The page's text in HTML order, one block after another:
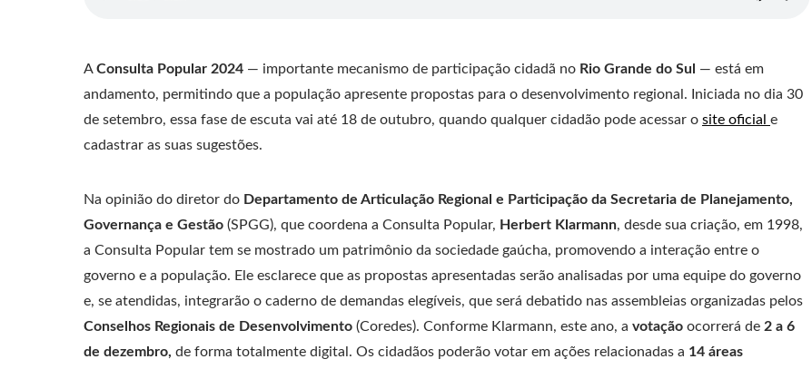
AConsulta Popular 2024 — importante mecanismo de participação cidadã no Rio Grande do Sul — está em
andamento, permitindo que a população apresente propostas para o desenvolvimento regional. Iniciada no dia 30
de setembro, essa fase de escuta vai até 18 de outubro, quando qualquer cidadão pode acessar o site oficial e
cadastrar as suas sugestões.
Na opinião do diretor do Departamento de Articulação Regional e Participação da Secretaria de Planejamento,
Governança e Gestão (SPGG), que coordena a Consulta Popular, Herbert Klarmann, desde sua criação, em 1998,
a Consulta Popular tem se mostrado um patrimônio da sociedade gaúcha, promovendo a interação entre o
governo e a população. Ele esclarece que as propostas apresentadas serão analisadas por uma equipe do governo
e, se atendidas, integrarão o caderno de demandas elegíveis, que será debatido nas assembleias organizadas pelos
Conselhos Regionais de Desenvolvimento (Coredes). Conforme Klarmann, este ano, a votação ocorrerá de 2 a 6
de dezembro, de forma totalmente digital. Os cidadãos poderão votar em ações relacionadas a 14 áreas